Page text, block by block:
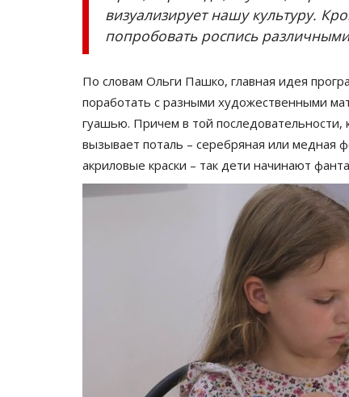
визуализирует нашу культуру.
попробовать роспись
По словам Ольги Пашко, главная идея
поработать с разными художественными
гуашью. Причем в той
вызывает поталь – серебряная или медная
акриловые краски – так дети начинают
Чек-лист
Чек-лист: что делать, если
диких животных
1676
В последнее время павлодарцы
диких животных в городе. Уже